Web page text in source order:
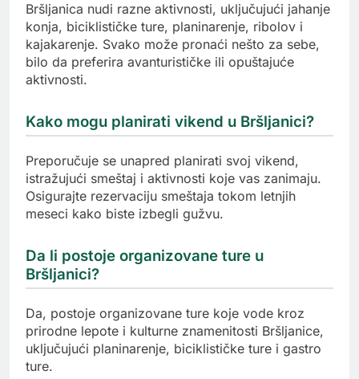
Bršljanica nudi razne aktivnosti, uključujući jahanje
konja, biciklističke ture, planinarenje, ribolov i
kajakarenje. Svako može pronaći nešto za sebe,
bilo da preferira avanturističke ili opuštajuće
aktivnosti.
Kako mogu planirati vikend u Bršljanici?
Preporučuje se unapred planirati svoj vikend,
istražujući smeštaj i aktivnosti koje vas zanimaju.
Osigurajte rezervaciju smeštaja tokom letnjih
meseci kako biste izbegli gužvu.
Da li postoje organizovane ture u
Bršljanici?
Da, postoje organizovane ture koje vode kroz
prirodne lepote i kulturne znamenitosti Bršljanice,
uključujući planinarenje, biciklističke ture i gastro
ture.